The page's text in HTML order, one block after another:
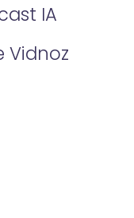
IA
Vidnoz